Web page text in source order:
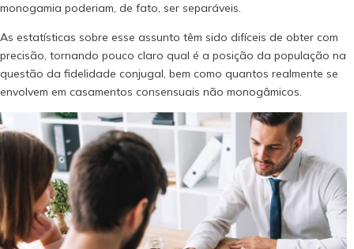
monogamia poderiam, de fato, ser separáveis.
As estatísticas sobre esse assunto têm sido difíceis de obter com
precisão, tornando pouco claro qual é a posição da população na
questão da fidelidade conjugal, bem como quantos realmente se
envolvem em casamentos consensuais não monogâmicos.